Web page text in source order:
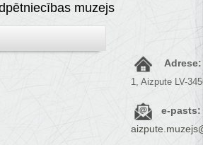
muzejs
Adrese:
1, Aizpute LV-
e-pasts: